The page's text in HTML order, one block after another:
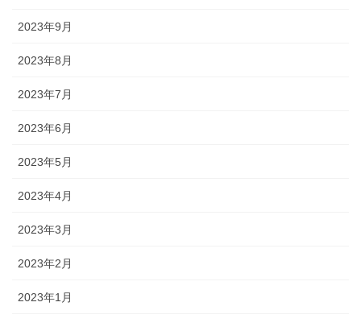
2023年9月
2023年8月
2023年7月
2023年6月
2023年5月
2023年4月
2023年3月
2023年2月
2023年1月